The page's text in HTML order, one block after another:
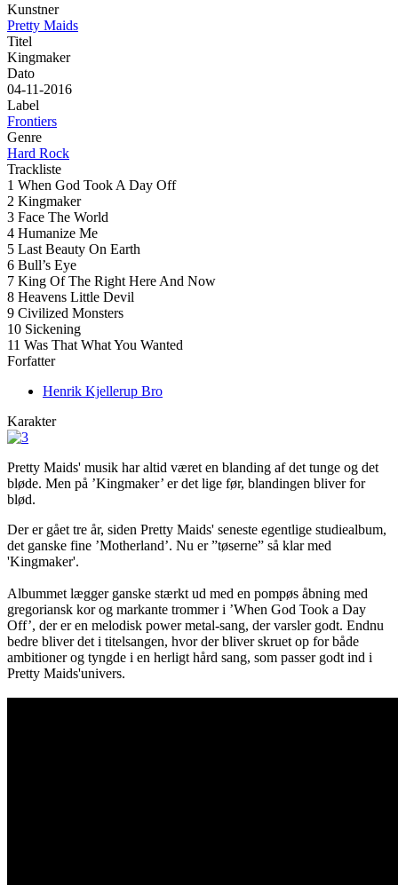
Kunstner
Pretty Maids
Titel
Kingmaker
Dato
04-11-2016
Label
Frontiers
Genre
Hard Rock
Trackliste
1 When God Took A Day Off
2 Kingmaker
3 Face The World
4 Humanize Me
5 Last Beauty On Earth
6 Bull’s Eye
7 King Of The Right Here And Now
8 Heavens Little Devil
9 Civilized Monsters
10 Sickening
11 Was That What You Wanted
Forfatter
Henrik Kjellerup Bro
Karakter
Pretty Maids' musik har altid været en blanding af det tunge og det
bløde. Men på ’Kingmaker’ er det lige før, blandingen bliver for
blød.
Der er gået tre år, siden Pretty Maids' seneste egentlige studiealbum,
det ganske fine ’Motherland’. Nu er ”tøserne” så klar med
'Kingmaker'.
Albummet lægger ganske stærkt ud med en pompøs åbning med
gregoriansk kor og markante trommer i ’When God Took a Day
Off’, der er en melodisk power metal-sang, der varsler godt. Endnu
bedre bliver det i titelsangen, hvor der bliver skruet op for både
ambitioner og tyngde i en herligt hård sang, som passer godt ind i
Pretty Maids'univers.